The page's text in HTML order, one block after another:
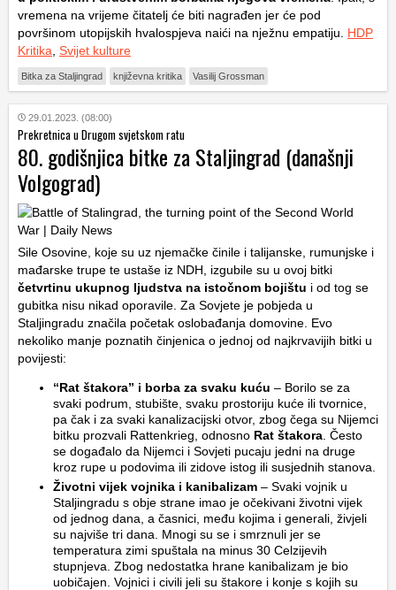
vremena na vrijeme čitatelj će biti nagrađen jer će pod
površinom utopijskih hvalospjeva naići na nježnu empatiju. HDP
Kritika Svijet kulture
Bitka za Staljingrad književna kritika Vasilij Grossman
29.01.2023. (08:00)
Prekretnica u Drugom svjetskom ratu
80. godišnjica bitke za Staljingrad (današnji
Volgograd)
Sile Osovine, koje su uz njemačke činile i talijanske, rumunjske i
mađarske trupe te ustaše iz NDH, izgubile su u ovoj bitki
četvrtinu ukupnog ljudstva na istočnom bojištu i od tog se
gubitka nisu nikad oporavile. Za Sovjete je pobjeda u
Staljingradu značila početak oslobađanja domovine. Evo
nekoliko manje poznatih činjenica o jednoj od najkrvavijih bitki u
povijesti:
“Rat štakora” i borba za svaku kuću – Borilo se za
svaki podrum, stubište, svaku prostoriju kuće ili tvornice,
pa čak i za svaki kanalizacijski otvor, zbog čega su Nijemci
bitku prozvali Rattenkrieg, odnosno Rat štakora . Često
se događalo da Nijemci i Sovjeti pucaju jedni na druge
kroz rupe u podovima ili zidove istog ili susjednih stanova.
Životni vijek vojnika i kanibalizam – Svaki vojnik u
Staljingradu s obje strane imao je očekivani životni vijek
od jednog dana, a časnici, među kojima i generali, živjeli
su najviše tri dana. Mnogi su se i smrznuli jer se
temperatura zimi spuštala na minus 30 Celzijevih
stupnjeva. Zbog nedostatka hrane kanibalizam je bio
uobičajen. Vojnici i civili jeli su štakore i konje s kojih su